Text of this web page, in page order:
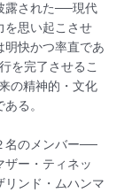
露された──現代
を思い起こさせ
明快かつ率直であ
を完了させるこ
の精神的・文化
る。
名のメンバー──
ザー・ティネッ
リンド・ムハンマ